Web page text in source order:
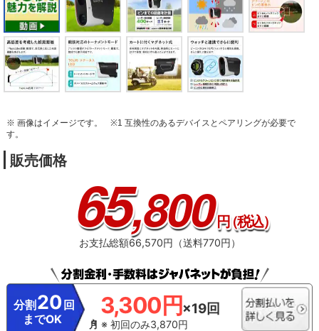
※ 画像はイメージです。
※1 互換性のあるデバイスとペアリングが必要で
す。
販売価格
65,800円（税込）
お支払総額66,570円（送料770円）
分割 20 回
までOK
3,300円×19回
※ 初回のみ3,870円